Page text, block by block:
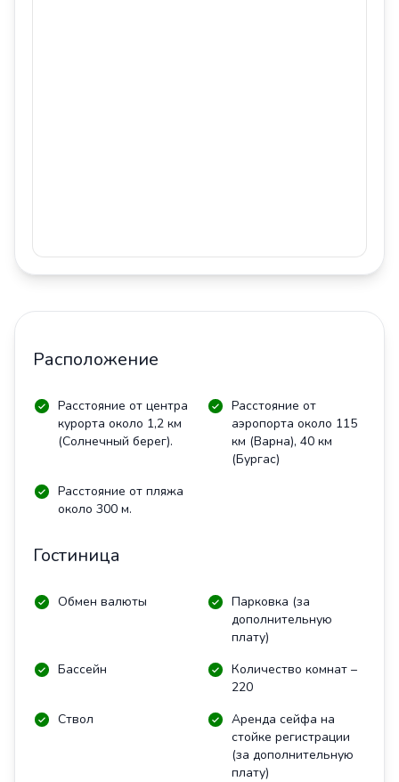
Расположение
Расстояние от центра
курорта около 1,2 км
(Солнечный берег).
Расстояние от
аэропорта около 115
км (Варна), 40 км
(Бургас)
Расстояние от пляжа
около 300 м.
Гостиница
Обмен валюты
Парковка (за
дополнительную
плату)
Бассейн
Количество комнат –
220
Ствол
Аренда сейфа на
стойке регистрации
(за дополнительную
плату)